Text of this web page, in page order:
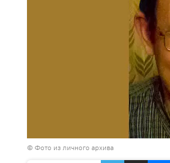
© Фото из личного архива